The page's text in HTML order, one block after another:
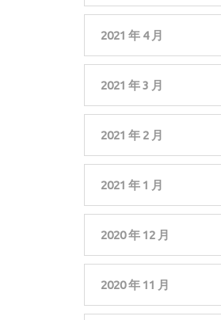
2021 年 4 月
2021 年 3 月
2021 年 2 月
2021 年 1 月
2020 年 12 月
2020 年 11 月